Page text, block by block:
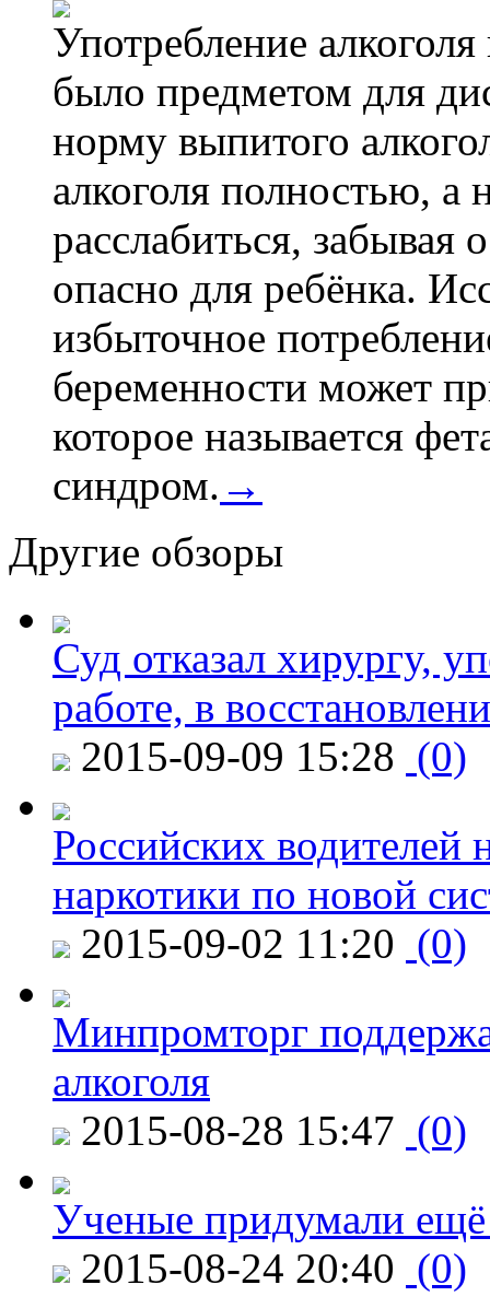
Употребление
было предметом для
норму выпитого
алкоголя полностью, а
расслабиться, забывая
опасно для ребёнка.
избыточное
беременности может
которое называется
синдром. →
Другие обзоры
Суд отказал хирургу,
работе, в
2015-09-09 15:28 (0)
Российских водителей
наркотики по новой
2015-09-02 11:20 (0)
Минпромторг
алкоголя
2015-08-28 15:47 (0)
Ученые придумали ещё
2015-08-24 20:40 (0)